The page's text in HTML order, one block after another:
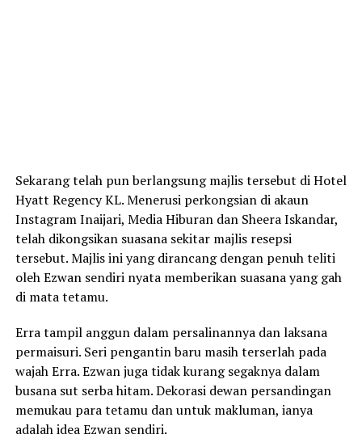
Sekarang telah pun berlangsung majlis tersebut di Hotel
Hyatt Regency KL. Menerusi perkongsian di akaun
Instagram Inaijari, Media Hiburan dan Sheera Iskandar,
telah dikongsikan suasana sekitar majlis resepsi
tersebut. Majlis ini yang dirancang dengan penuh teliti
oleh Ezwan sendiri nyata memberikan suasana yang gah
di mata tetamu.
Erra tampil anggun dalam persalinannya dan laksana
permaisuri. Seri pengantin baru masih terserlah pada
wajah Erra. Ezwan juga tidak kurang segaknya dalam
busana sut serba hitam. Dekorasi dewan persandingan
memukau para tetamu dan untuk makluman, ianya
adalah idea Ezwan sendiri.